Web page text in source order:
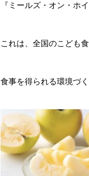
『ミールズ・オン・ホ
これは、全国のこども
食事を得られる環境づ